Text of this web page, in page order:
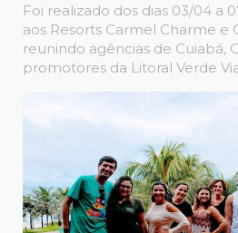
Foi realizado dos dias 03/04 a
aos Resorts Carmel Charme e
reunindo agências de Cuiabá,
promotores da Litoral Verde